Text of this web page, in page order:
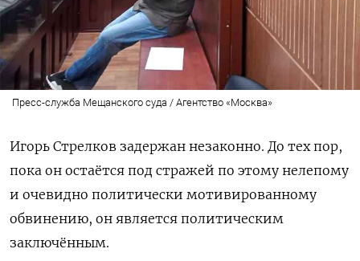
Пресс-служба Мещанского суда / Агентство «Москва»
Игорь Стрелков задержан незаконно. До тех пор,
пока он остаётся под стражей по этому нелепому
и очевидно политически мотивированному
обвинению, он является политическим
заключённым.